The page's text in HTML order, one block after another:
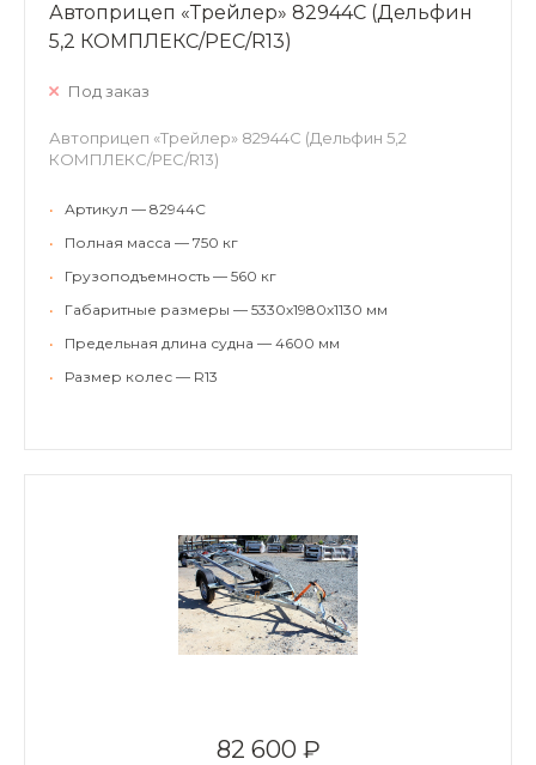
Автоприцеп «Трейлер» 82944C (Дельфин
5,2 КОМПЛЕКС/РЕС/R13)
Под заказ
Автоприцеп «Трейлер» 82944C (Дельфин 5,2
КОМПЛЕКС/РЕС/R13)
•
Артикул — 82944C
•
Полная масса — 750 кг
•
Грузоподъемность — 560 кг
•
Габаритные размеры — 5330х1980х1130 мм
•
Предельная длина судна — 4600 мм
•
Размер колес — R13
82 600 ₽